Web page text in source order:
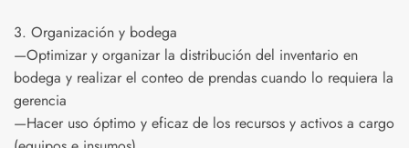
3.⁠ ⁠Organización y bodega
—Optimizar y organizar la distribución del inventario en
bodega y realizar el conteo de prendas cuando lo requiera la
gerencia
—Hacer uso óptimo y eficaz de los recursos y activos a cargo